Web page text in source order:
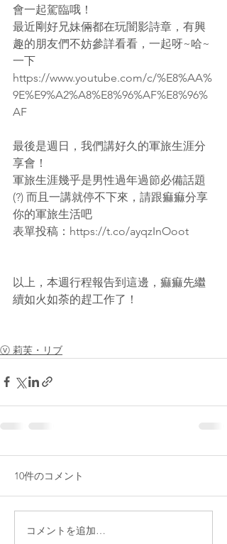
會一起駕臨哦！
最近剛好兄妹倆都在玩闇影詩章，有興
趣的朋友們不妨參詳看看，一起呀~哈~
一下
https://www.youtube.com/c/%E8%AA%
9E%E9%A2%A8%E8%96%AF%E8%96%
AF
最後是週日，我們講好久的軍旅生涯分
享會！
軍旅生涯幾乎是男性過年過節必備話題
(?) 而且一講就停不下來，請跟痲痲分享
你的軍旅生活吧
表單投稿：https://t.co/ayqzInOoot
以上，本週行程報告到這邊，痲痲先繼
續如火如荼的趕工作了！
ⓥ 莉芙・リブ
10件のコメント
コメントを追加…